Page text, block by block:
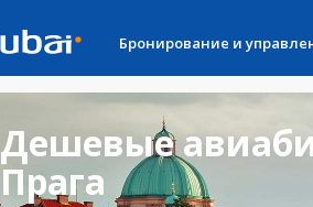
Бронирование и
Дешевые
Прага